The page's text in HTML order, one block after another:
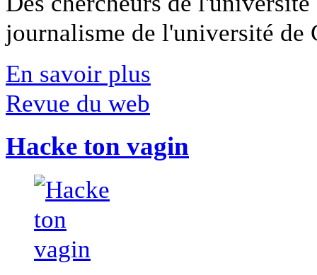
journalisme de l'université
En savoir plus
Revue du web
Hacke ton vagin